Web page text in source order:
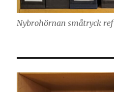
Nybrohörnan småtryck ref